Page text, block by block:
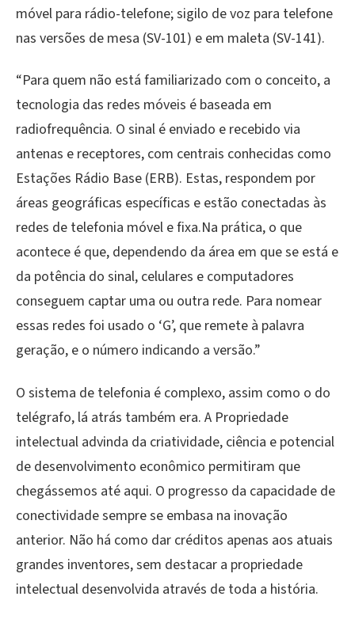
móvel para rádio-telefone; sigilo de voz para telefone
nas versões de mesa (SV-101) e em maleta (SV-141).
“Para quem não está familiarizado com o conceito, a
tecnologia das redes móveis é baseada em
radiofrequência. O sinal é enviado e recebido via
antenas e receptores, com centrais conhecidas como
Estações Rádio Base (ERB). Estas, respondem por
áreas geográficas específicas e estão conectadas às
redes de telefonia móvel e fixa.Na prática, o que
acontece é que, dependendo da área em que se está e
da potência do sinal, celulares e computadores
conseguem captar uma ou outra rede. Para nomear
essas redes foi usado o ‘G’, que remete à palavra
geração, e o número indicando a versão.”
O sistema de telefonia é complexo, assim como o do
telégrafo, lá atrás também era. A Propriedade
intelectual advinda da criatividade, ciência e potencial
de desenvolvimento econômico permitiram que
chegássemos até aqui. O progresso da capacidade de
conectividade sempre se embasa na inovação
anterior. Não há como dar créditos apenas aos atuais
grandes inventores, sem destacar a propriedade
intelectual desenvolvida através de toda a história.